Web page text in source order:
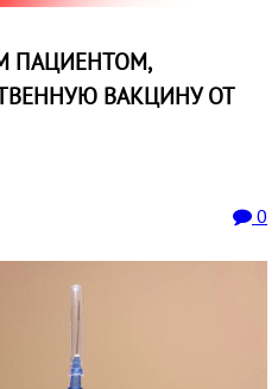
ПАЦИЕНТОМ,
ВАКЦИНУ ОТ
0